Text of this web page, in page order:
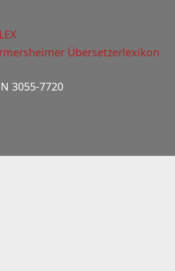
Übersetzerlexikon
3055-7720